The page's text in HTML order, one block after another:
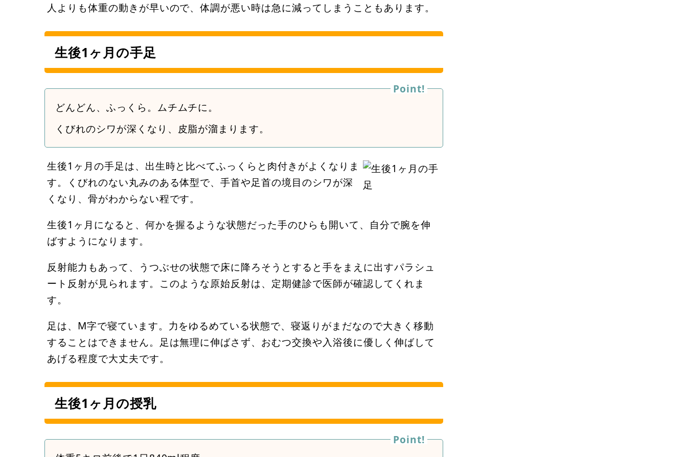
人よりも体重の動きが早いので、体調が悪い時は急に減ってしまうこともあります。
生後1ヶ月の手足
どんどん、ふっくら。ムチムチに。
くびれのシワが深くなり、皮脂が溜まります。
生後1ヶ月の手足は、出生時と比べてふっくらと肉付きがよくなりま
す。くびれのない丸みのある体型で、手首や足首の境目のシワが深
くなり、骨がわからない程です。
生後1ヶ月になると、何かを握るような状態だった手のひらも開いて、自分で腕を伸
ばすようになります。
反射能力もあって、うつぶせの状態で床に降ろそうとすると手をまえに出すパラシュ
ート反射が見られます。このような原始反射は、定期健診で医師が確認してくれま
す。
足は、M字で寝ています。力をゆるめている状態で、寝返りがまだなので大きく移動
することはできません。足は無理に伸ばさず、おむつ交換や入浴後に優しく伸ばして
あげる程度で大丈夫です。
生後1ヶ月の授乳